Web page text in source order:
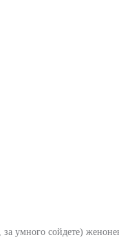
умного сойдете)